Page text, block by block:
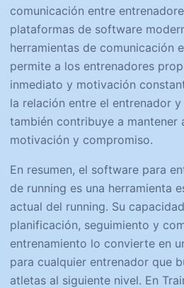
comunicación entre
plataformas de software
herramientas de comunicación
permite a los entrenadores
inmediato y motivación
la relación entre el entrenador
también contribuye a mantener
motivación y compromiso.
En resumen, el software para
de running es una herramienta
actual del running. Su
planificación, seguimiento y
entrenamiento lo convierte en
para cualquier entrenador que
atletas al siguiente nivel. En